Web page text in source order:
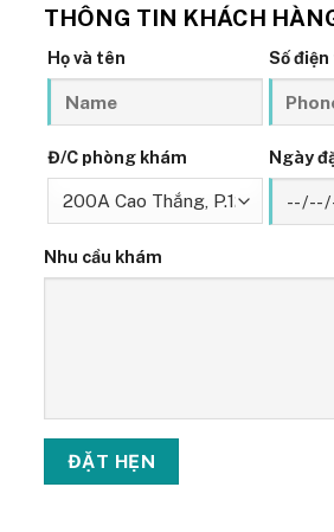
THÔNG TIN KHÁCH
Họ và tên Số
Đ/C phòng khám Ngày
Nhu cầu khám